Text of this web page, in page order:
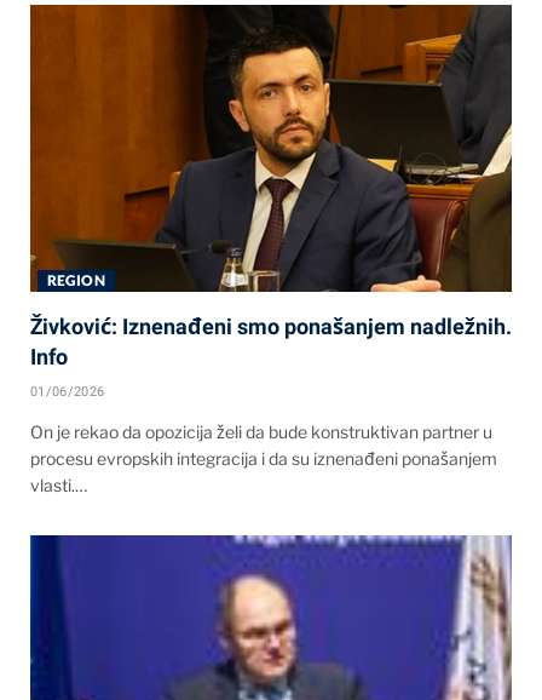
REGION
Živković: Iznenađeni smo ponašanjem nadležnih.
Info
01/06/2026
On je rekao da opozicija želi da bude konstruktivan partner u
procesu evropskih integracija i da su iznenađeni ponašanjem
vlasti.…